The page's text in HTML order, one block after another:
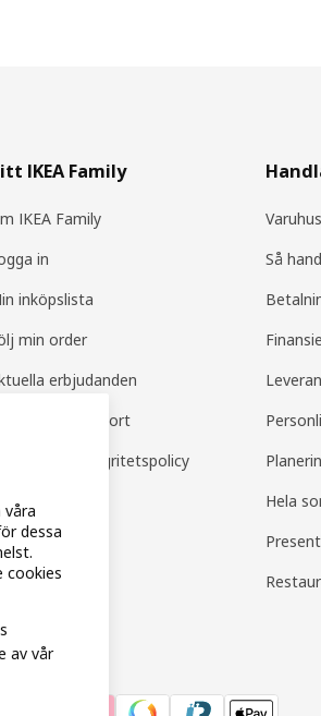
IKEA Family
IKEA Family
in
inköpslista
min order
erbjudanden
Family support
Family integritetspolicy
Så
Hela
våra
dessa
cookies
av vår